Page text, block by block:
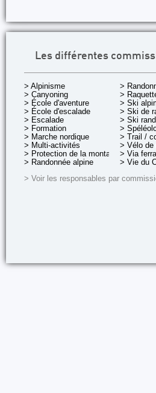
Les différentes
> Alpinisme
> Canyoning
> École d'aventure
> École d'escalade
> Escalade
> Formation
> Marche nordique
> Multi-activités
> Protection de la montagne
> Randonnée alpine
>
>
> Ski
> Ski de
> Ski
>
> Trail /
> Vélo de
> Via
> Vie du
> Voir les responsables par